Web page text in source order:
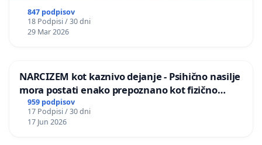
847 podpisov
18 Podpisi / 30 dni
29 Mar 2026
NARCIZEM kot kaznivo dejanje - Psihično nasilje
mora postati enako prepoznano kot fizično
nasilje
959 podpisov
17 Podpisi / 30 dni
17 Jun 2026